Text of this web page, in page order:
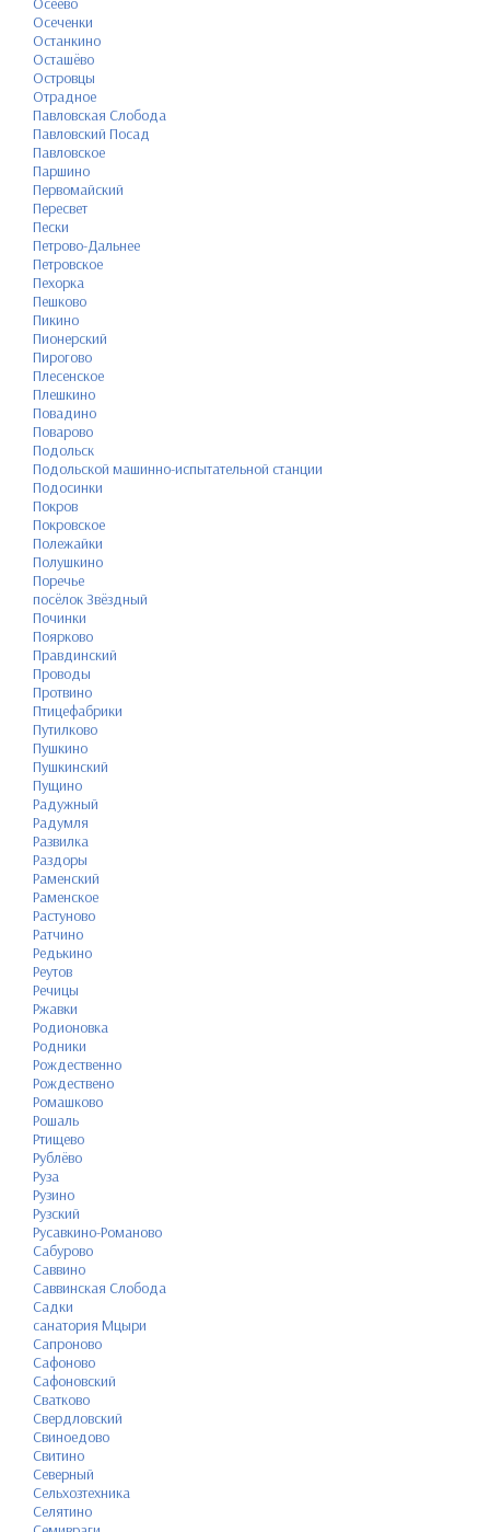
Осеченки
Останкино
Осташёво
Островцы
Отрадное
Павловская Слобода
Павловский Посад
Павловское
Паршино
Первомайский
Пересвет
Пески
Петрово-Дальнее
Петровское
Пехорка
Пешково
Пикино
Пионерский
Пирогово
Плесенское
Плешкино
Повадино
Поварово
Подольск
Подольской машинно-испытательной станции
Подосинки
Покров
Покровское
Полежайки
Полушкино
Поречье
посёлок Звёздный
Починки
Поярково
Правдинский
Проводы
Протвино
Птицефабрики
Путилково
Пушкино
Пушкинский
Пущино
Радужный
Радумля
Развилка
Раздоры
Раменский
Раменское
Растуново
Ратчино
Редькино
Реутов
Речицы
Ржавки
Родионовка
Родники
Рождественно
Рождествено
Ромашково
Рошаль
Ртищево
Рублёво
Руза
Рузино
Рузский
Русавкино-Романово
Сабурово
Саввино
Саввинская Слобода
Садки
санатория Мцыри
Сапроново
Сафоново
Сафоновский
Сватково
Свердловский
Свиноедово
Свитино
Северный
Сельхозтехника
Селятино